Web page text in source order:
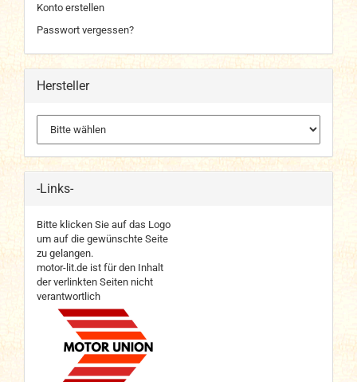
Konto erstellen
Passwort vergessen?
Hersteller
-Links-
Bitte klicken Sie auf das Logo
um auf die gewünschte Seite
zu gelangen.
motor-lit.de ist für den Inhalt
der verlinkten Seiten nicht
verantwortlich